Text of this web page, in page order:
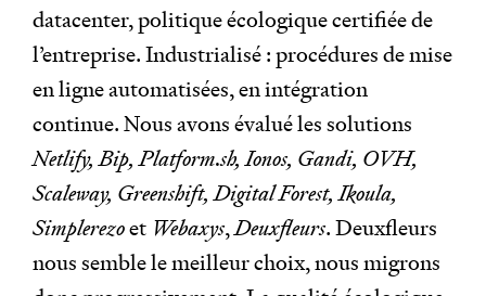
datacenter, politique écologique certifiée de
l’entreprise. Industrialisé : procédures de mise
en ligne automatisées, en intégration
continue. Nous avons évalué les solutions
Netlify, Bip, Platform.sh, Ionos, Gandi, OVH,
Scaleway, Greenshift, Digital Forest, Ikoula,
Simplerezoet Webaxys,Deuxfleurs. Deuxfleurs
nous semble le meilleur choix, nous migrons